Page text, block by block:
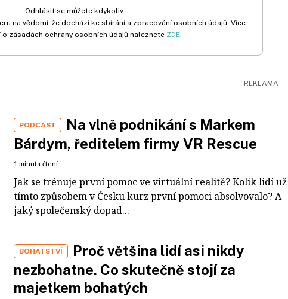
Odhlásit se můžete kdykoliv.
na vědomí, že dochází ke sbírání a zpracování osobních údajů. Více
zásadách ochrany osobních údajů naleznete ZDE.
PODCAST
Na vlně podnikání s Markem
Bárdym, ředitelem firmy VR Rescue
1 minuta čtení
Jak se trénuje první pomoc ve virtuální realitě? Kolik lidí už
tímto způsobem v Česku kurz první pomoci absolvovalo? A
jaký společenský dopad...
BOHATSTVÍ
Proč většina lidí asi nikdy
nezbohatne. Co skutečně stojí za
majetkem bohatých